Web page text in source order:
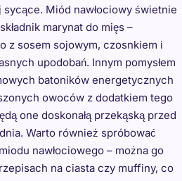
Miód nawłociowy świetnie
marynat do mięs –
z sosem sojowym, czosnkiem i
upodobań. Innym pomysłem
batoników energetycznych
owoców z dodatkiem tego
one doskonałą przekąską przed
Warto również spróbować
nawłociowego – można go
na ciasta czy muffiny, co